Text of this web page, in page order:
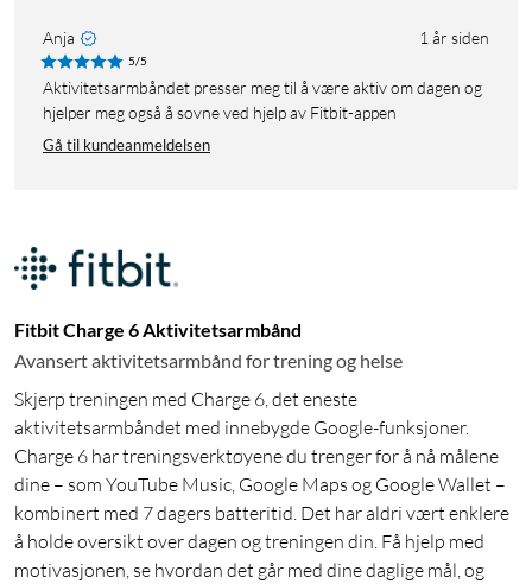
Anja 1 år siden
5/5
Aktivitetsarmbåndet presser meg til å være aktiv om dagen og
hjelper meg også å sovne ved hjelp av Fitbit-appen
Gå til kundeanmeldelsen
Fitbit Charge 6 Aktivitetsarmbånd
Avansert aktivitetsarmbånd for trening og helse
Skjerp treningen med Charge 6, det eneste
aktivitetsarmbåndet med innebygde Google-funksjoner.
Charge 6 har treningsverktøyene du trenger for å nå målene
dine – som YouTube Music, Google Maps og Google Wallet –
kombinert med 7 dagers batteritid. Det har aldri vært enklere
å holde oversikt over dagen og treningen din. Få hjelp med
motivasjonen, se hvordan det går med dine daglige mål, og